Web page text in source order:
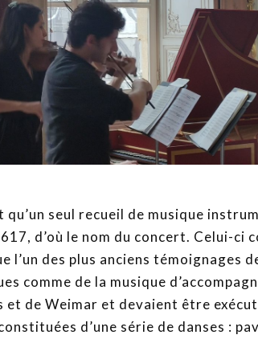
qu’un seul recueil de musique
d’où le nom du concert. Celui-ci
des plus anciens témoignages
comme de la musique
et de Weimar et devaient être
d’une série de danses :